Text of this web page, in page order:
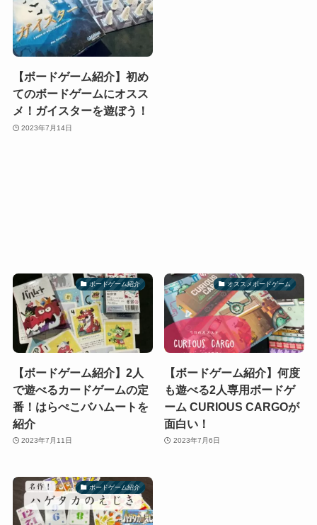
【ボードゲーム紹介】初め
てのボードゲームにオスス
メ！ガイスターを遊ぼう！
2023年7月14日
ボードゲーム紹介
【ボードゲーム紹介】2人
で遊べるカードゲームの定
番！はらぺこバハムートを
紹介
2023年7月11日
オススメボードゲーム
【ボードゲーム紹介】何度
も遊べる2人専用ボードゲ
ーム CURIOUS CARGOが
面白い！
2023年7月6日
ボードゲーム紹介